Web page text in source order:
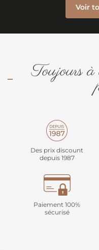
Voir
Toujours à
Des prix discount
depuis 1987
Paiement 100%
sécurisé